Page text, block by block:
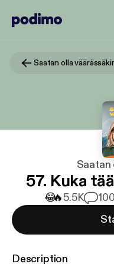
Saatan olla
Saatan
57. Kuka
😂🔥5.5K 100
Description